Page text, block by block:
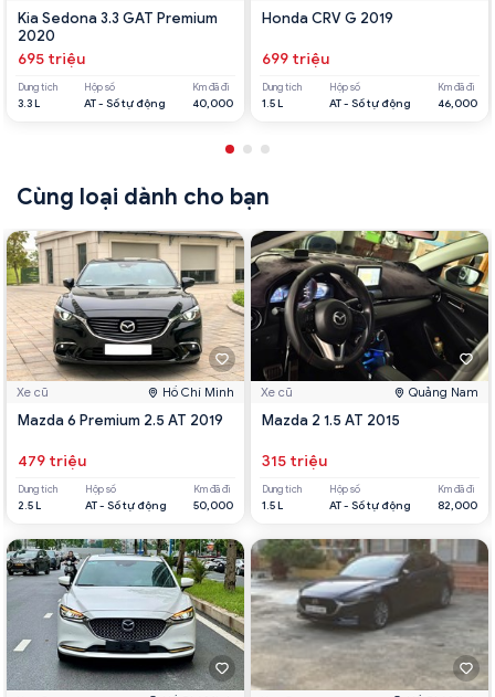
Kia Sedona 3.3 GAT Premium
2020
695 triệu
Dung tích
3.3 L
Hộp số
AT - Số tự động
Km đã đi
40,000
Honda CRV G 2019
699 triệu
Dung tích
1.5 L
Hộp số
AT - Số tự động
Km đã đi
46,000
Cùng loại dành cho bạn
Xe cũ Hồ Chí Minh
Mazda 6 Premium 2.5 AT 2019
479 triệu
Dung tích
2.5 L
Hộp số
AT - Số tự động
Km đã đi
50,000
Xe cũ Quảng Nam
Mazda 2 1.5 AT 2015
315 triệu
Dung tích
1.5 L
Hộp số
AT - Số tự động
Km đã đi
82,000